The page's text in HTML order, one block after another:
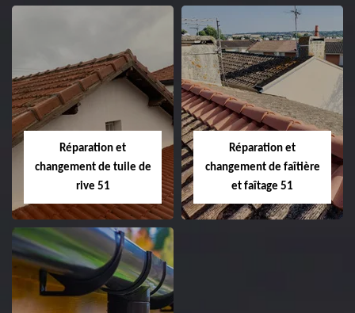
Peinture sur tuile
et toiture 51
Marne
Changement de
toiture 51
Réparation et
changement de tuile de
rive 51
Réparation et
Réparation et
changement de faîtière
et faîtage 51